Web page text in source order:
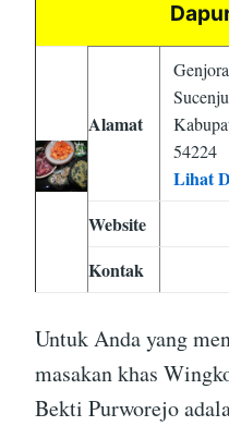
Alamat
54224
Lihat
Website
Kontak
Untuk Anda yang
masakan khas
Bekti Purworejo